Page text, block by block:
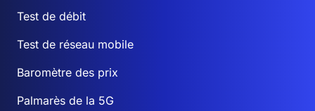
Test de débit
Test de réseau mobile
Baromètre des prix
Palmarès de la 5G